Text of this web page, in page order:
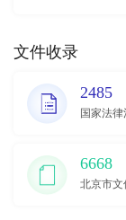
文件收录
2485
国家法律
6668
北京市文